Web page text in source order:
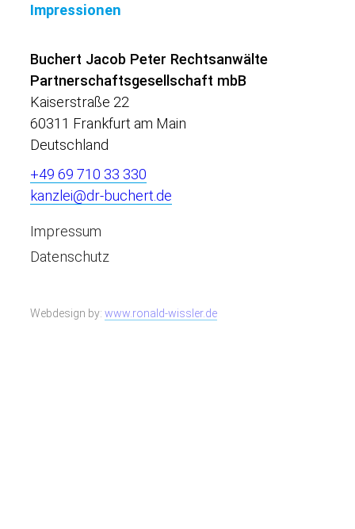
Impressionen
Buchert Jacob Peter Rechtsanwälte
Partnerschaftsgesellschaft mbB
Kaiserstraße 22
60311 Frankfurt am Main
Deutschland
+49 69 710 33 330
kanzlei@dr-buchert.de
Impressum
Datenschutz
Webdesign by: www.ronald-wissler.de